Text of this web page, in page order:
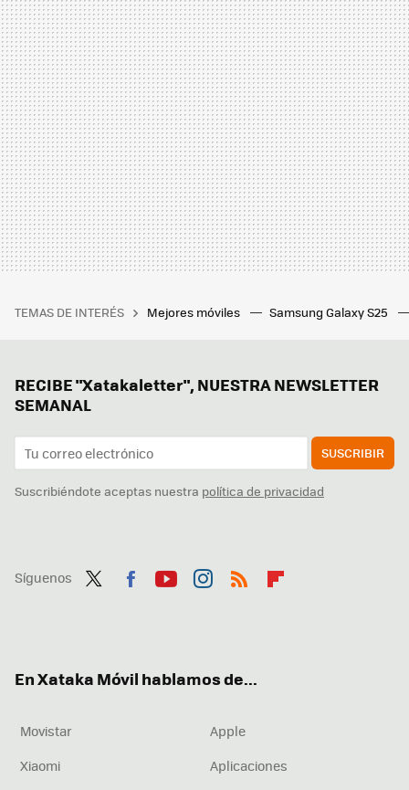
TEMAS DE INTERÉS Mejores móviles Samsung Galaxy S25
RECIBE "Xatakaletter", NUESTRA NEWSLETTER
SEMANAL
SUSCRIBIR
Suscribiéndote aceptas nuestra política de privacidad
Síguenos
En Xataka Móvil hablamos de...
Movistar
Apple
Xiaomi
Aplicaciones